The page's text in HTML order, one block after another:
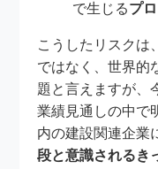
で生じるプ
こうしたリスクは
ではなく、世界的
題と言えますが、
業績見通しの中で
内の建設関連企業
段と意識されるき